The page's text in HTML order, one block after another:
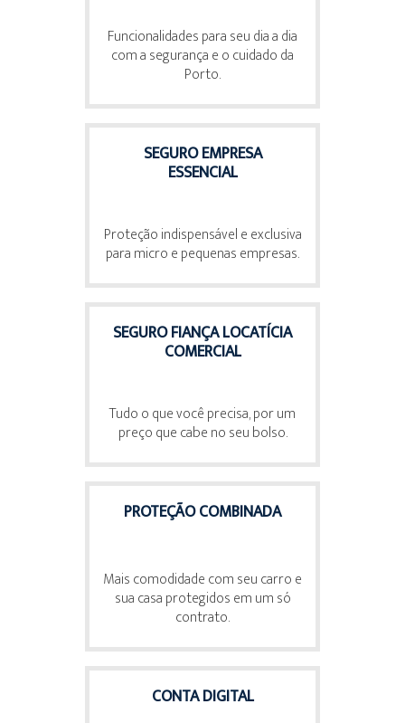
Funcionalidades para seu dia a dia
com a segurança e o cuidado da
Porto.
SEGURO EMPRESA
ESSENCIAL
Proteção indispensável e exclusiva
para micro e pequenas empresas.
SEGURO FIANÇA LOCATÍCIA
COMERCIAL
Tudo o que você precisa, por um
preço que cabe no seu bolso.
PROTEÇÃO COMBINADA
Mais comodidade com seu carro e
sua casa protegidos em um só
contrato.
CONTA DIGITAL